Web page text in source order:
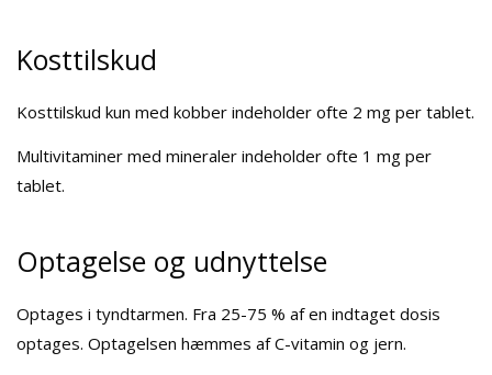
Kosttilskud
Kosttilskud kun med kobber indeholder ofte 2 mg per tablet.
Multivitaminer med mineraler indeholder ofte 1 mg per
tablet.
Optagelse og udnyttelse
Optages i tyndtarmen. Fra 25-75 % af en indtaget dosis
optages. Optagelsen hæmmes af C-vitamin og jern.